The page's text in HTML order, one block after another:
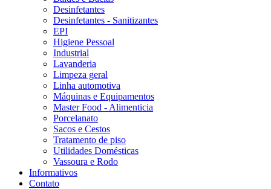
Desinfetantes
Desinfetantes - Sanitizantes
EPI
Higiene Pessoal
Industrial
Lavanderia
Limpeza geral
Linha automotiva
Máquinas e Equipamentos
Master Food - Alimenticia
Porcelanato
Sacos e Cestos
Tratamento de piso
Utilidades Domésticas
Vassoura e Rodo
Informativos
Contato